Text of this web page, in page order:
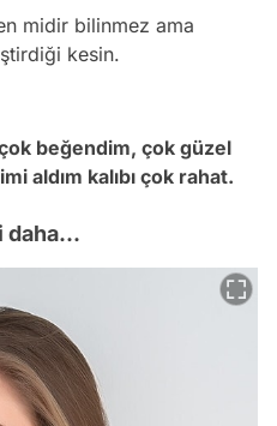
midir bilinmez ama
kesin.
beğendim, çok güzel
aldım kalıbı çok rahat.
daha...